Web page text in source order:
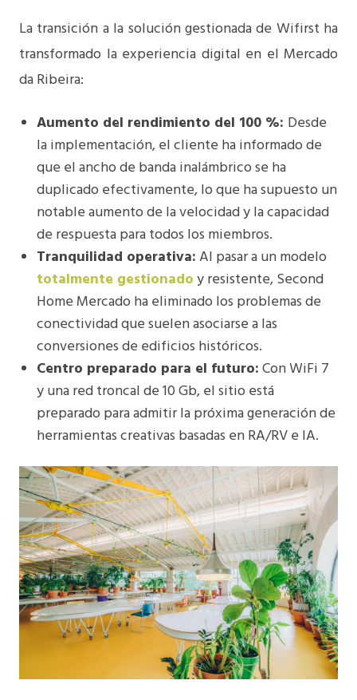
La transición a la solución gestionada de Wifirst ha
transformado la experiencia digital en el Mercado
da Ribeira:
Aumento del rendimiento del 100 %: Desde
la implementación, el cliente ha informado de
que el ancho de banda inalámbrico se ha
duplicado efectivamente, lo que ha supuesto un
notable aumento de la velocidad y la capacidad
de respuesta para todos los miembros.
Tranquilidad operativa: Al pasar a un modelo
totalmente gestionado y resistente, Second
Home Mercado ha eliminado los problemas de
conectividad que suelen asociarse a las
conversiones de edificios históricos.
Centro preparado para el futuro: Con WiFi 7
y una red troncal de 10 Gb, el sitio está
preparado para admitir la próxima generación de
herramientas creativas basadas en RA/RV e IA.